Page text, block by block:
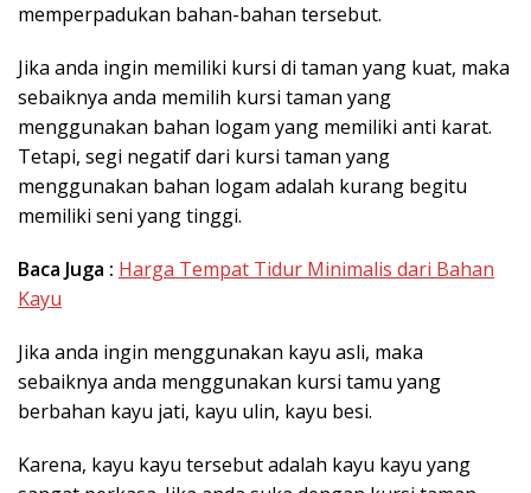
memperpadukan bahan-bahan tersebut.
Jika anda ingin memiliki kursi di taman yang kuat, maka
sebaiknya anda memilih kursi taman yang
menggunakan bahan logam yang memiliki anti karat.
Tetapi, segi negatif dari kursi taman yang
menggunakan bahan logam adalah kurang begitu
memiliki seni yang tinggi.
Baca Juga : Harga Tempat Tidur Minimalis dari Bahan
Kayu
Jika anda ingin menggunakan kayu asli, maka
sebaiknya anda menggunakan kursi tamu yang
berbahan kayu jati, kayu ulin, kayu besi.
Karena, kayu kayu tersebut adalah kayu kayu yang